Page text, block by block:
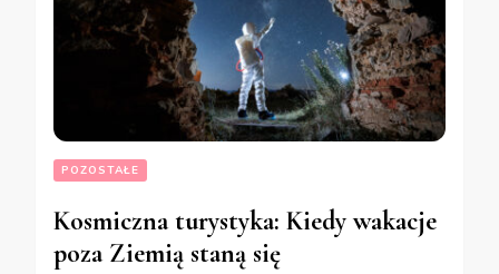
POZOSTAŁE
Kosmiczna turystyka: Kiedy wakacje
poza Ziemią staną się